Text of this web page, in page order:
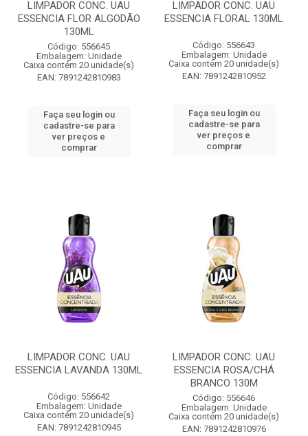
LIMPADOR CONC. UAU
ESSENCIA FLOR ALGODÃO
130ML
Código: 556645
Embalagem: Unidade
Caixa contém 20 unidade(s)
EAN: 7891242810983
Faça seu login ou
cadastre-se para
ver preços e
comprar
LIMPADOR CONC. UAU
ESSENCIA FLORAL 130ML
Código: 556643
Embalagem: Unidade
Caixa contém 20 unidade(s)
EAN: 7891242810952
Faça seu login ou
cadastre-se para
ver preços e
comprar
LIMPADOR CONC. UAU
ESSENCIA LAVANDA 130ML
Código: 556642
Embalagem: Unidade
Caixa contém 20 unidade(s)
EAN: 7891242810945
LIMPADOR CONC. UAU
ESSENCIA ROSA/CHÁ
BRANCO 130M
Código: 556646
Embalagem: Unidade
Caixa contém 20 unidade(s)
EAN: 7891242810976